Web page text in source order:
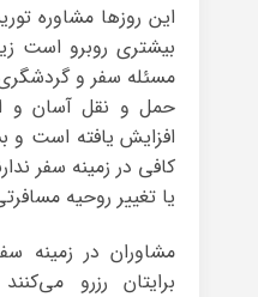
این روزها مشاوره‌
بیشتری روبرو است
مسئله‌ سفر و
حمل و نقل آسان و
افزایش یافته است و
کافی در زمینه‌ سفر
یا تغییر روحیه
مشاوران در زمینه
برایتان رزرو